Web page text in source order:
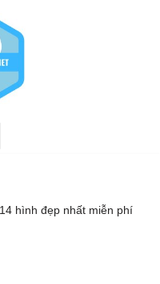
hình đẹp nhất miễn phí